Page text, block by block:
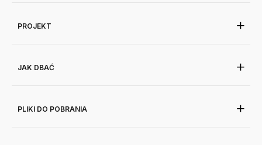
PROJEKT
JAK DBAĆ
PLIKI DO POBRANIA